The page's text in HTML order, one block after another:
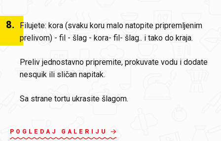
8.
Filujete: kora (svaku koru malo natopite pripremljenim
prelivom) - fil - šlag - kora- fil- šlag.. i tako do kraja.
Preliv jednostavno pripremite, prokuvate vodu i dodate
nesquik ili sličan napitak.
Sa strane tortu ukrasite šlagom.
POGLEDAJ GALERIJU